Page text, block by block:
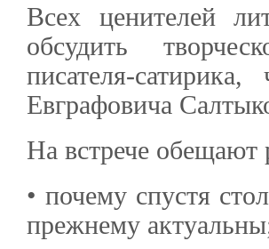
Всех ценителей
обсудить
писателя-
Евграфовича
На встрече обещают
• почему спустя
прежнему